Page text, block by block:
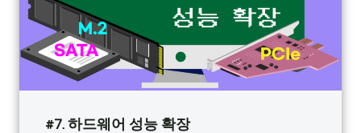
#7. 하드웨어 성능 확장